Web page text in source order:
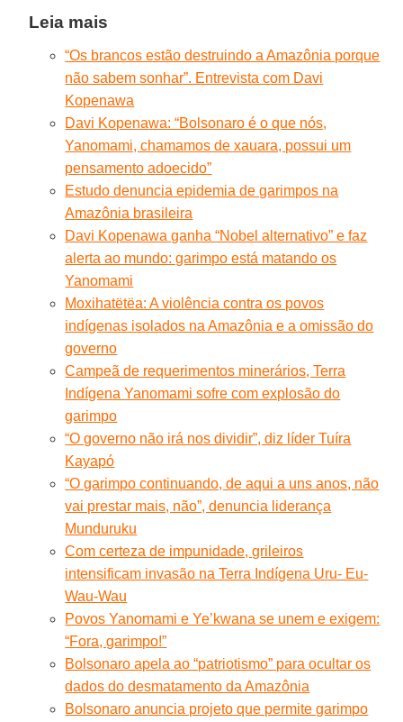
Leia mais
“Os brancos estão destruindo a Amazônia porque
não sabem sonhar”. Entrevista com Davi
Kopenawa
Davi Kopenawa: “Bolsonaro é o que nós,
Yanomami, chamamos de xauara, possui um
pensamento adoecido”
Estudo denuncia epidemia de garimpos na
Amazônia brasileira
Davi Kopenawa ganha “Nobel alternativo” e faz
alerta ao mundo: garimpo está matando os
Yanomami
Moxihatëtëa: A violência contra os povos
indígenas isolados na Amazônia e a omissão do
governo
Campeã de requerimentos minerários, Terra
Indígena Yanomami sofre com explosão do
garimpo
“O governo não irá nos dividir”, diz líder Tuíra
Kayapó
“O garimpo continuando, de aqui a uns anos, não
vai prestar mais, não”, denuncia liderança
Munduruku
Com certeza de impunidade, grileiros
intensificam invasão na Terra Indígena Uru- Eu-
Wau-Wau
Povos Yanomami e Ye’kwana se unem e exigem:
“Fora, garimpo!”
Bolsonaro apela ao “patriotismo” para ocultar os
dados do desmatamento da Amazônia
Bolsonaro anuncia projeto que permite garimpo